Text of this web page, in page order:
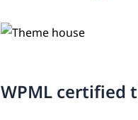
WPML certified